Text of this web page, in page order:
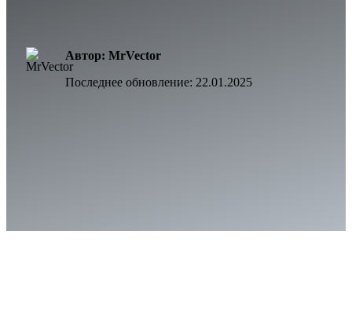
Автор: MrVector
Последнее обновление: 22.01.2025